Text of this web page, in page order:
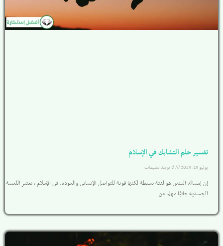
تفسير حلم التشابك في الإسلام
يوليو 19, 2023 لا توجد تعليقات
إن إمساك اليدين هو لفتة بسيطة لكنها قوية للتواصل الإنساني والمودة. في الإسلام ، تعتبر اللمسة
الجسدية جانبًا مهمًا من